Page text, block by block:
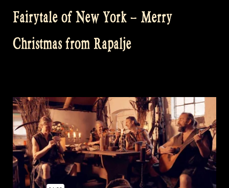
Fairytale of New York – Merry
Christmas from Rapalje